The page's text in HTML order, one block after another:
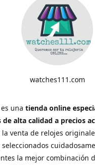
watches111.com
es una tienda online
alta calidad a precios
venta de relojes
seleccionados
la mejor combinación